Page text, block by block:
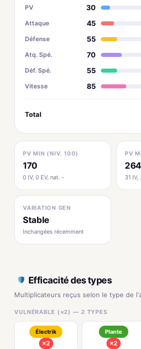
PV 30
Attaque 45
Défense 55
Atq. Spé. 70
Déf. Spé. 55
Vitesse 85
Total
PV MIN (NIV. 100)
170
0 IV, 0 EV, nat. -
PV
264
31 IV,
VARIATION GEN
Stable
Inchangées récemment
Efficacité des types
Multiplicateurs reçus selon le type de
VULNÉRABLE (×2) — 2 TYPES
Électrik
×2
Plante
×2